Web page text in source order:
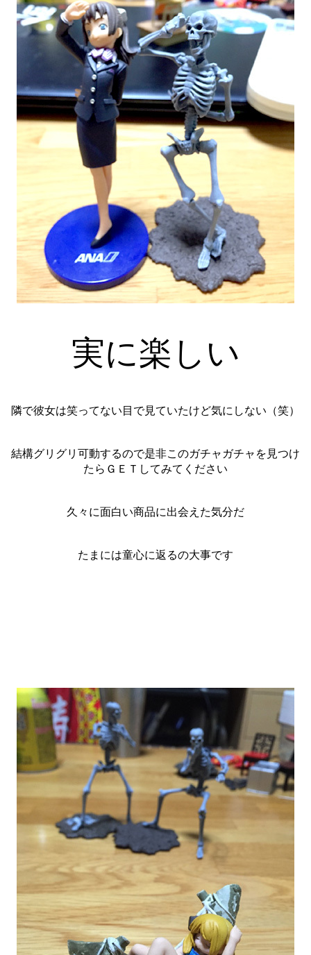
実に楽しい
隣で彼女は笑ってない目で見ていたけど気にしない（笑）
結構グリグリ可動するので是非このガチャガチャを見つけ
たらＧＥＴしてみてください
久々に面白い商品に出会えた気分だ
たまには童心に返るの大事です